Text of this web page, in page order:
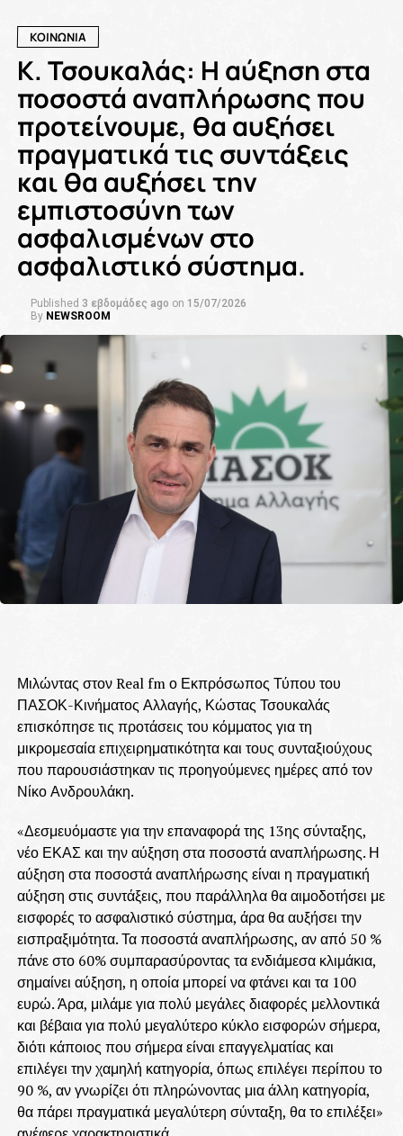
ΚΟΙΝΩΝΙΑ
Κ. Τσουκαλάς: Η αύξηση στα
ποσοστά αναπλήρωσης που
προτείνουμε, θα αυξήσει
πραγματικά τις συντάξεις
και θα αυξήσει την
εμπιστοσύνη των
ασφαλισμένων στο
ασφαλιστικό σύστημα.
Published 3 εβδομάδες ago on 15/07/2026
By NEWSROOM
Μιλώντας στον Real fm ο Εκπρόσωπος Τύπου του
ΠΑΣΟΚ-Κινήματος Αλλαγής, Κώστας Τσουκαλάς
επισκόπησε τις προτάσεις του κόμματος για τη
μικρομεσαία επιχειρηματικότητα και τους συνταξιούχους
που παρουσιάστηκαν τις προηγούμενες ημέρες από τον
Νίκο Ανδρουλάκη.
«Δεσμευόμαστε για την επαναφορά της 13ης σύνταξης,
νέο ΕΚΑΣ και την αύξηση στα ποσοστά αναπλήρωσης. Η
αύξηση στα ποσοστά αναπλήρωσης είναι η πραγματική
αύξηση στις συντάξεις, που παράλληλα θα αιμοδοτήσει με
εισφορές το ασφαλιστικό σύστημα, άρα θα αυξήσει την
εισπραξιμότητα. Τα ποσοστά αναπλήρωσης, αν από 50 %
πάνε στο 60% συμπαρασύροντας τα ενδιάμεσα κλιμάκια,
σημαίνει αύξηση, η οποία μπορεί να φτάνει και τα 100
ευρώ. Άρα, μιλάμε για πολύ μεγάλες διαφορές μελλοντικά
και βέβαια για πολύ μεγαλύτερο κύκλο εισφορών σήμερα,
διότι κάποιος που σήμερα είναι επαγγελματίας και
επιλέγει την χαμηλή κατηγορία, όπως επιλέγει περίπου το
90 %, αν γνωρίζει ότι πληρώνοντας μια άλλη κατηγορία,
θα πάρει πραγματικά μεγαλύτερη σύνταξη, θα το επιλέξει»